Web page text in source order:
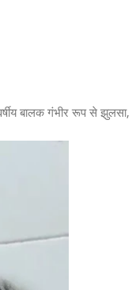
बालक गंभीर रूप से